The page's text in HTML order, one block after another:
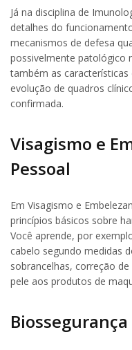
Já na disciplina de
detalhes do
mecanismos de defesa
possivelmente patológico
também as
evolução de quadros
confirmada.
Visagismo e
Pessoal
Em Visagismo e
princípios básicos sobre
Você aprende, por
cabelo segundo medidas
sobrancelhas, correção
pele aos produtos de